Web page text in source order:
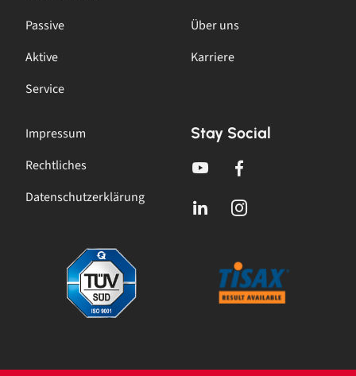
Passive
Aktive
Service
Über uns
Karriere
Impressum
Rechtliches
Datenschutzerklärung
Stay Social